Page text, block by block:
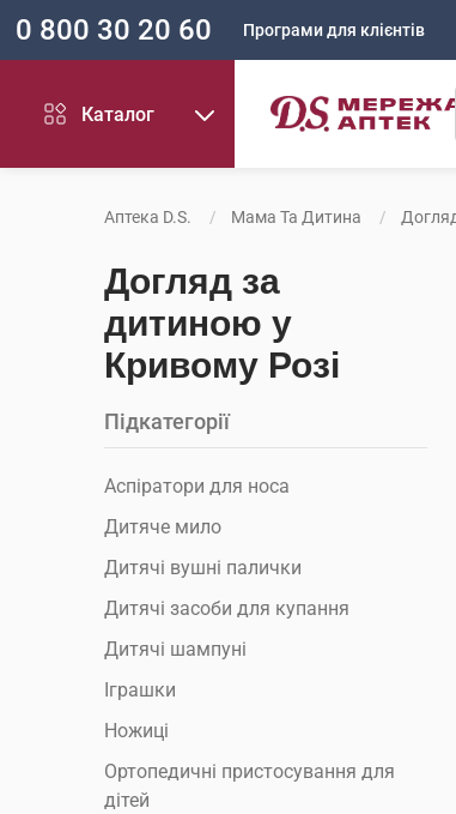
0 800 30 20 60 Програми для клієнтів
Каталог
Аптека D.S. Мама Та Дитина
Догляд за
дитиною у
Кривому Розі
Підкатегорії
Аспіратори для носа
Дитяче мило
Дитячі вушні палички
Дитячі засоби для купання
Дитячі шампуні
Іграшки
Ножиці
Ортопедичні пристосування для
дітей